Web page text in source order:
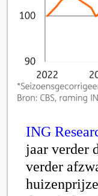
ING
jaar verder
verder